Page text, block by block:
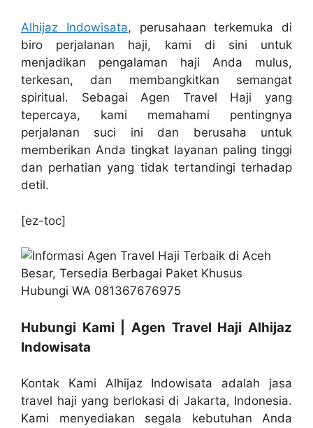
Alhijaz Indowisata, perusahaan terkemuka di
biro perjalanan haji, kami di sini untuk
menjadikan pengalaman haji Anda mulus,
terkesan, dan membangkitkan semangat
spiritual. Sebagai Agen Travel Haji yang
tepercaya, kami memahami pentingnya
perjalanan suci ini dan berusaha untuk
memberikan Anda tingkat layanan paling tinggi
dan perhatian yang tidak tertandingi terhadap
detil.
[ez-toc]
Hubungi Kami | Agen Travel Haji Alhijaz
Indowisata
Kontak Kami Alhijaz Indowisata adalah jasa
travel haji yang berlokasi di Jakarta, Indonesia.
Kami menyediakan segala kebutuhan Anda